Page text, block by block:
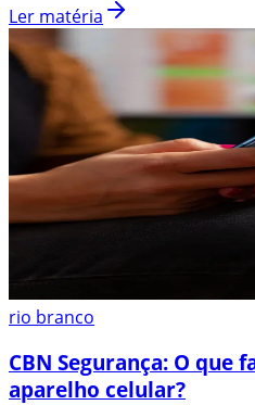
Ler matéria
rio branco
CBN Segurança: O que
aparelho celular?